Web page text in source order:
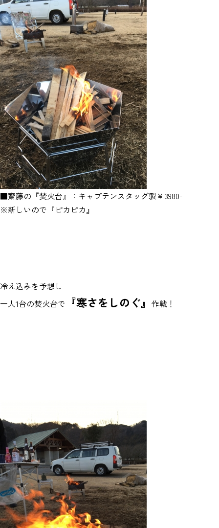
■齋藤の『焚火台』：キャプテンスタッグ製￥3980-
※新しいので『ピカピカ』
冷え込みを予想し
一人1台の焚火台で 『寒さをしのぐ』 作戦！